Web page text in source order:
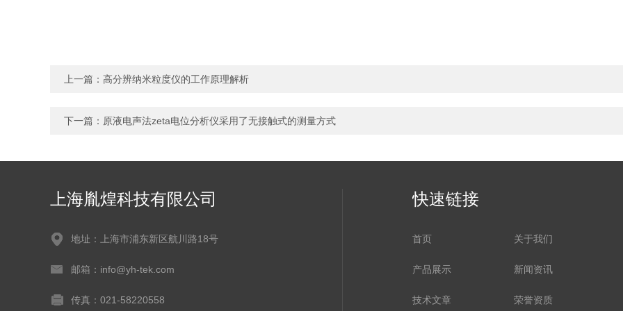
上一篇： 高分辨纳米粒度仪的工作原理解析
下一篇： 原液电声法zeta电位分析仪采用了无接触式的测量方式
上海胤煌科技有限公司
地址：上海市浦东新区航川路18号
邮箱：info@yh-tek.com
传真：021-58220558
快速链接
首页 关于我们
产品展示 新闻资讯
技术文章 荣誉资质